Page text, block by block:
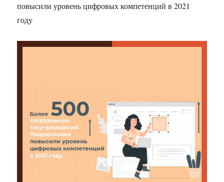
повысили уровень цифровых компетенций в 2021
году